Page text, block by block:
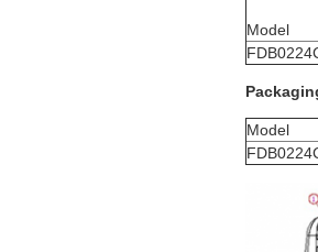
Model
Model